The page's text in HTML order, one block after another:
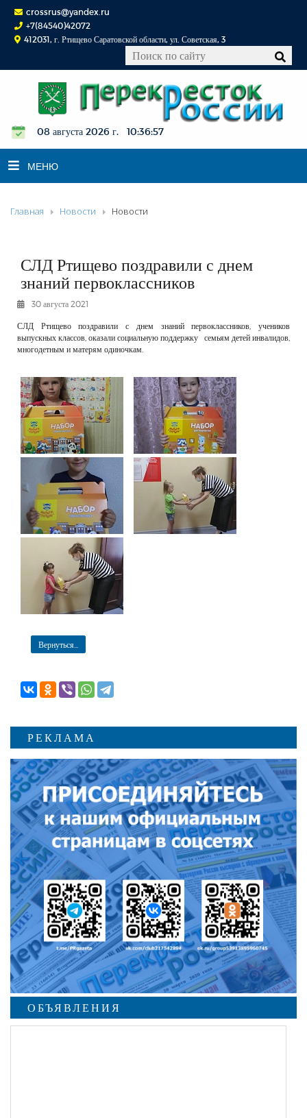
crossrus@yandex.ru
+7(84540)42072
412031, г. Ртищево Саратовской области, ул. Советская, 3
08 августа 2026 г. 10:36:58
МЕНЮ
НОВОСТИ
К СВЕДЕНИЮ
КОНКУРСЫ
ФОТОРЕПОРТАЖИ
РЕКЛАМОДАТЕЛЯМ
ОБЪЯВЛЕНИЯ
Главная Новости Новости
СЛД Ртищево поздравили с днем
знаний первоклассников
30 августа 2021
СЛД Ртищево поздравили с днем знаний первоклассников, учеников
выпускных классов, оказали социальную поддержку семьям детей инвалидов,
многодетным и матерям одиночкам.
Вернуться...
РЕКЛАМА
ОБЪЯВЛЕНИЯ